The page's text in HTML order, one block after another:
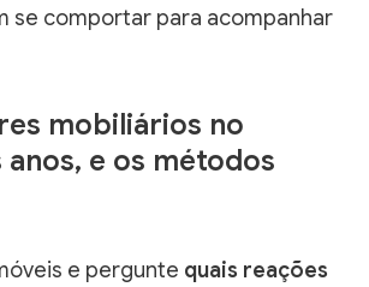
se comportar para acompanhar
mobiliários no
e os métodos
e pergunte quais reações